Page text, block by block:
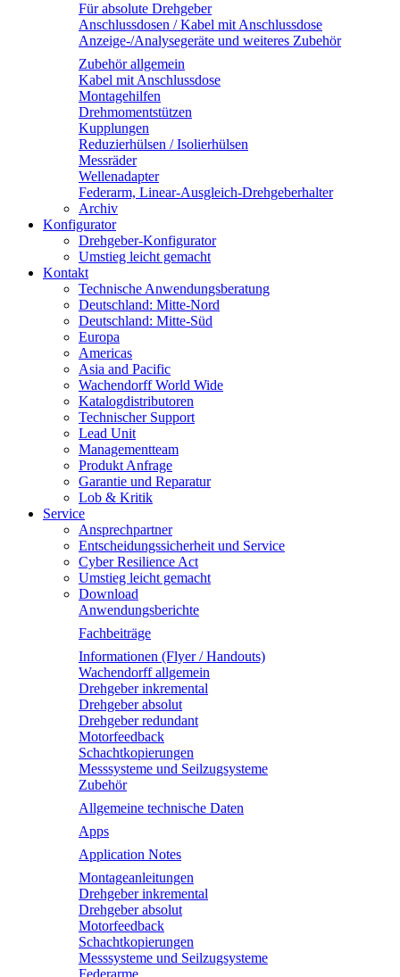
Für absolute Drehgeber
Anschlussdosen / Kabel mit Anschlussdose
Anzeige-/Analysegeräte und weiteres Zubehör
Zubehör allgemein
Kabel mit Anschlussdose
Montagehilfen
Drehmomentstützen
Kupplungen
Reduzierhülsen / Isolierhülsen
Messräder
Wellenadapter
Federarm, Linear-Ausgleich-Drehgeberhalter
Archiv
Konfigurator
Drehgeber-Konfigurator
Umstieg leicht gemacht
Kontakt
Technische Anwendungsberatung
Deutschland: Mitte-Nord
Deutschland: Mitte-Süd
Europa
Americas
Asia and Pacific
Wachendorff World Wide
Katalogdistributoren
Technischer Support
Lead Unit
Managementteam
Produkt Anfrage
Garantie und Reparatur
Lob & Kritik
Service
Ansprechpartner
Entscheidungssicherheit und Service
Cyber Resilience Act
Umstieg leicht gemacht
Download
Anwendungsberichte
Fachbeiträge
Informationen (Flyer / Handouts)
Wachendorff allgemein
Drehgeber inkremental
Drehgeber absolut
Drehgeber redundant
Motorfeedback
Schachtkopierungen
Messsysteme und Seilzugsysteme
Zubehör
Allgemeine technische Daten
Apps
Application Notes
Montageanleitungen
Drehgeber inkremental
Drehgeber absolut
Motorfeedback
Schachtkopierungen
Messsysteme und Seilzugsysteme
Federarme